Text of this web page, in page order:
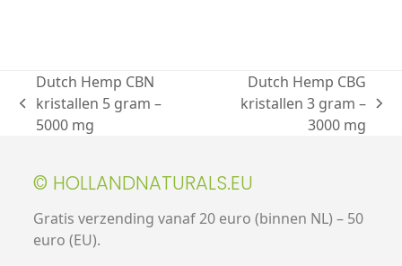
Dutch Hemp CBN
kristallen 5 gram –
5000 mg
Dutch Hemp CBG
kristallen 3 gram –
3000 mg
© HOLLANDNATURALS.EU
Gratis verzending vanaf 20 euro (binnen NL) – 50
euro (EU).